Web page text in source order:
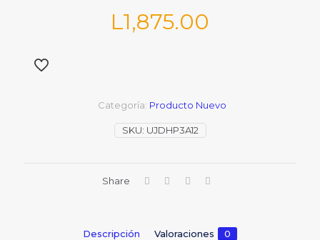
L1,875.00
SKU: UJDHP3A12
Categoría: Producto Nuevo
Share
Descripción Valoraciones 0